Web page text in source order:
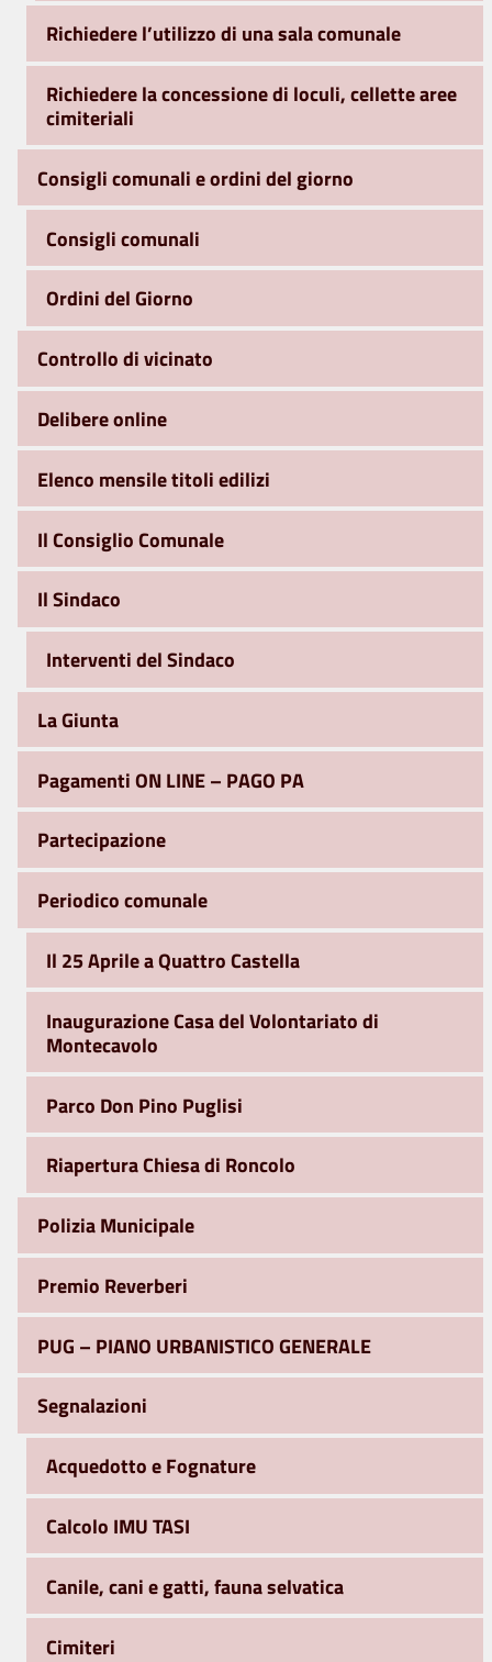
Richiedere l’utilizzo di una sala comunale
Richiedere la concessione di loculi, cellette aree
cimiteriali
Consigli comunali e ordini del giorno
Consigli comunali
Ordini del Giorno
Controllo di vicinato
Delibere online
Elenco mensile titoli edilizi
Il Consiglio Comunale
Il Sindaco
Interventi del Sindaco
La Giunta
Pagamenti ON LINE – PAGO PA
Partecipazione
Periodico comunale
Il 25 Aprile a Quattro Castella
Inaugurazione Casa del Volontariato di
Montecavolo
Parco Don Pino Puglisi
Riapertura Chiesa di Roncolo
Polizia Municipale
Premio Reverberi
PUG – PIANO URBANISTICO GENERALE
Segnalazioni
Acquedotto e Fognature
Calcolo IMU TASI
Canile, cani e gatti, fauna selvatica
Cimiteri